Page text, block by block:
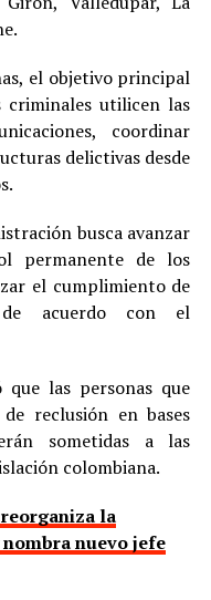
el objetivo principal
criminales utilicen las
coordinar
delictivas desde
busca avanzar
permanente de los
el cumplimiento de
de acuerdo con el
las personas que
reclusión en bases
sometidas a las
colombiana.
la
nuevo jefe